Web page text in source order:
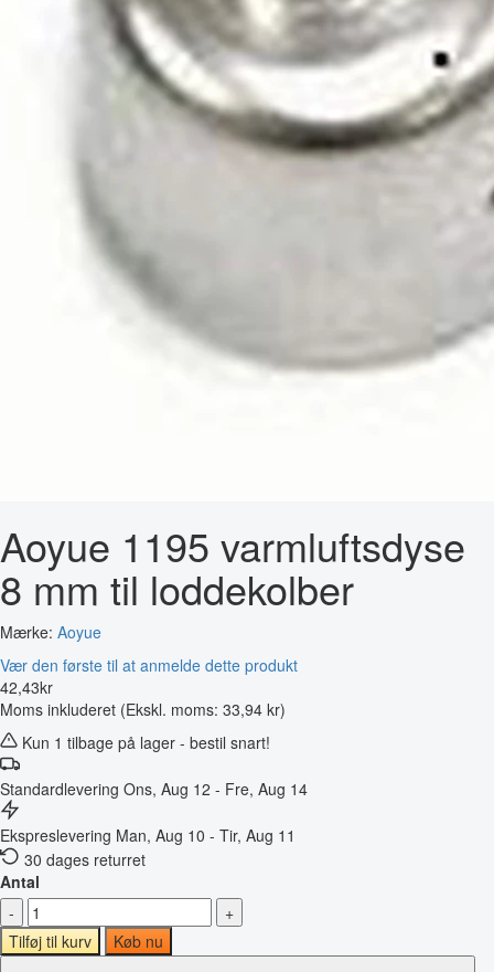
Aoyue 1195 varmluftsdyse
8 mm til loddekolber
Mærke: Aoyue
Vær den første til at anmelde dette produkt
42,43kr
Moms inkluderet (Ekskl. moms: 33,94 kr)
Kun 1 tilbage på lager - bestil snart!
Standardlevering Ons, Aug 12 - Fre, Aug 14
Ekspreslevering Man, Aug 10 - Tir, Aug 11
30 dages returret
Antal
-
+
Tilføj til kurv
Køb nu